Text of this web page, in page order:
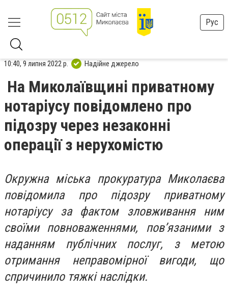
Рус
10:40, 9 липня 2022 р. Надійне джерело
На Миколаївщині приватному
нотаріусу повідомлено про
підозру через незаконні
операції з нерухомістю
Окружна міська прокуратура Миколаєва
повідомила про підозру приватному
нотаріусу за фактом зловживання ним
своїми повноваженнями, пов’язаними з
наданням публічних послуг, з метою
отримання неправомірної вигоди, що
спричинило тяжкі наслідки.